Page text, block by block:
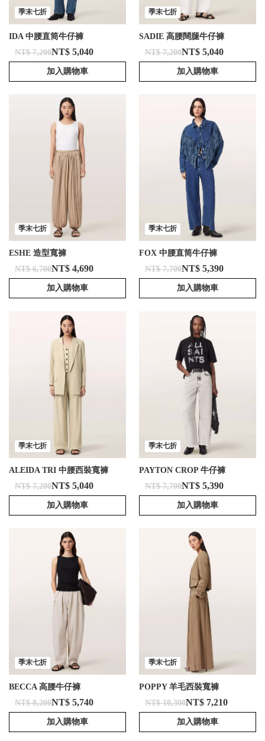
季末七折
IDA 中腰直筒牛仔褲
NT$ 7,200NT$ 5,040
加入購物車
季末七折
SADIE 高腰闊腿牛仔褲
NT$ 7,200NT$ 5,040
加入購物車
季末七折
ESHE 造型寬褲
NT$ 6,700NT$ 4,690
加入購物車
季末七折
FOX 中腰直筒牛仔褲
NT$ 7,700NT$ 5,390
加入購物車
季末七折
ALEIDA TRI 中腰西裝寬褲
NT$ 7,200NT$ 5,040
加入購物車
季末七折
PAYTON CROP 牛仔褲
NT$ 7,700NT$ 5,390
加入購物車
季末七折
BECCA 高腰牛仔褲
NT$ 8,200NT$ 5,740
加入購物車
季末七折
POPPY 羊毛西裝寬褲
NT$ 10,300NT$ 7,210
加入購物車